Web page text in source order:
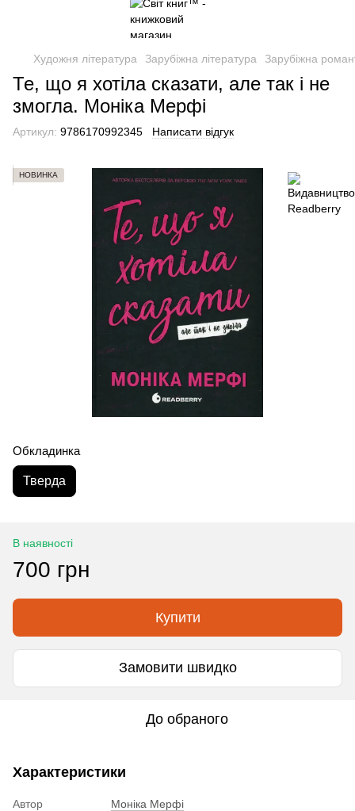
Художня література Зарубіжна література Зарубіжна
Те, що я хотіла сказати, але так і не
змогла. Моніка Мерфі
Артикул: 9786170992345 Написати відгук
НОВИНКА
Обкладинка
Тверда
В наявності
700 грн
Купити
Замовити швидко
До обраного
Характеристики
Автор
Моніка Мерфі